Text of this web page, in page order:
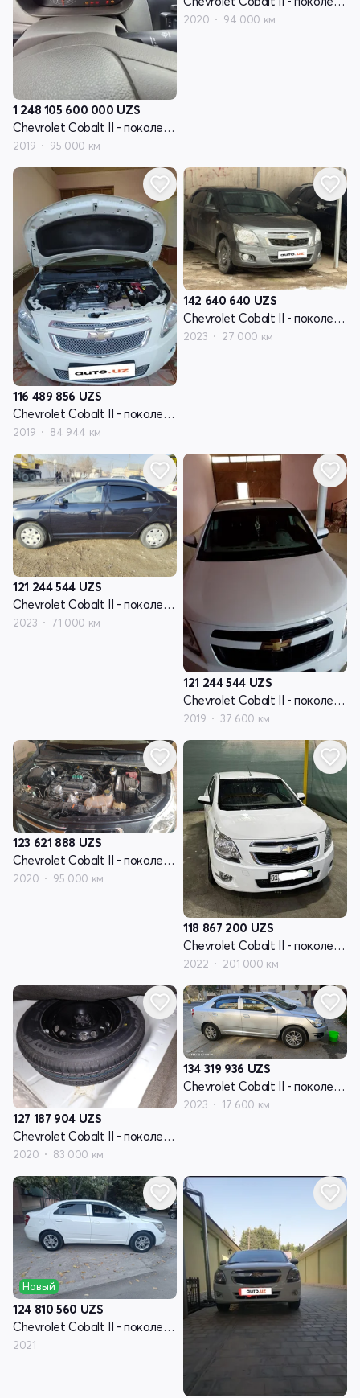
1 248 105 600 000 UZS
Chevrolet Cobalt II - поколение рестайлинг
2019 95 000 км
2020 94 000 км
116 489 856 UZS
Chevrolet Cobalt II - поколение рестайлинг
2019 84 944 км
142 640 640 UZS
Chevrolet Cobalt II - поколение рестайлинг
2023 27 000 км
121 244 544 UZS
Chevrolet Cobalt II - поколение рестайлинг
2023 71 000 км
121 244 544 UZS
Chevrolet Cobalt II - поколение рестайлинг
2019 37 600 км
123 621 888 UZS
Chevrolet Cobalt II - поколение рестайлинг
2020 95 000 км
118 867 200 UZS
Chevrolet Cobalt II - поколение рестайлинг
2022 201 000 км
127 187 904 UZS
Chevrolet Cobalt II - поколение рестайлинг
2020 83 000 км
134 319 936 UZS
Chevrolet Cobalt II - поколение рестайлинг
2023 17 600 км
Новый
124 810 560 UZS
Chevrolet Cobalt II - поколение рестайлинг
2021